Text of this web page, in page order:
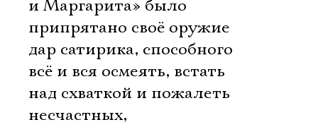
и Маргарита» было
припрятано своё оружие 
дар сатирика, способного
всё и вся осмеять, встать
над схваткой и пожалеть
несчастных,